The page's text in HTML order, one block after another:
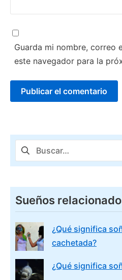
Guarda mi nombre, correo
este navegador para la
Buscar:
Sueños
¿Qué significa
cachetada?
¿Qué significa